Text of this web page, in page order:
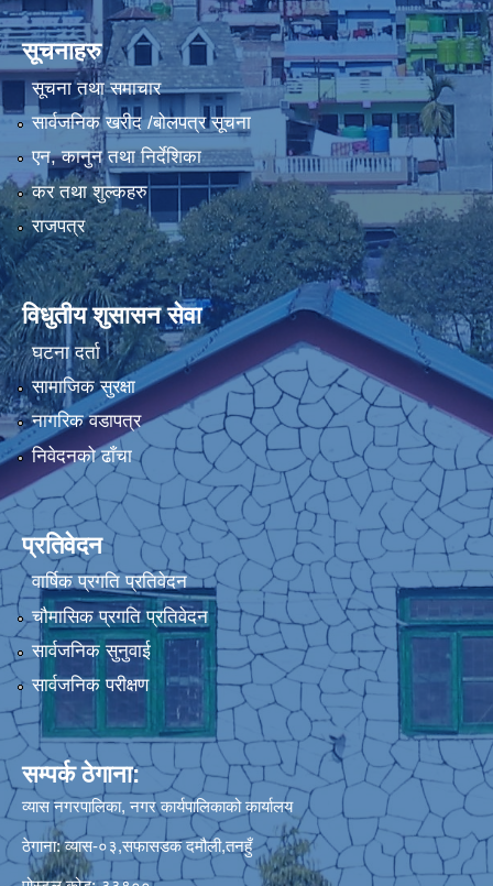
सूचनाहरु
सूचना तथा समाचार
सार्वजनिक खरीद /बोलपत्र सूचना
एन, कानुन तथा निर्देशिका
कर तथा शुल्कहरु
राजपत्र
विधुतीय शुसासन सेवा
घटना दर्ता
सामाजिक सुरक्षा
नागरिक वडापत्र
निवेदनको ढाँचा
प्रतिवेदन
वार्षिक प्रगति प्रतिवेदन
चौमासिक प्रगति प्रतिवेदन
सार्वजनिक सुनुवाई
सार्वजनिक परीक्षण
सम्पर्क ठेगाना:
व्यास नगरपालिका, नगर कार्यपालिकाको कार्यालय
ठेगाना: व्यास-०३,सफासडक दमौली,तनहुँ